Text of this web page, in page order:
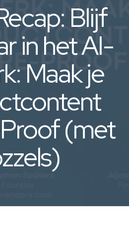
Blijf
in het AI-
Maak je
(met